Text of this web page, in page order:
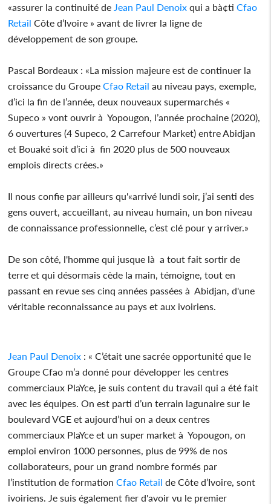
«assurer la continuité de Jean Paul Denoix qui a bà¢tiCfao
Retail Côte d’Ivoire » avant de livrer la ligne de
développement de son groupe.
Pascal Bordeaux : «La mission majeure est de continuer la
croissance du GroupeCfao Retail au niveau pays, exemple,
d’ici la fin de l’année, deux nouveaux supermarchés «
Supeco » vont ouvrir à Yopougon, l’année prochaine (2020),
6 ouvertures (4 Supeco, 2 Carrefour Market) entre Abidjan
et Bouaké soit d’ici à fin 2020 plus de 500 nouveaux
emplois directs crées.»
Il nous confie par ailleurs qu'«arrivé lundi soir, j’ai senti des
gens ouvert, accueillant, au niveau humain, un bon niveau
de connaissance professionnelle, c’est clé pour y arriver.»
De son côté, l'homme qui jusque là a tout fait sortir de
terre et qui désormais cède la main, témoigne, tout en
passant en revue ses cinq années passées à Abidjan, d'une
véritable reconnaissance au pays et aux ivoiriens.
Jean Paul Denoix : « C’était une sacrée opportunité que le
Groupe Cfao m’a donné pour développer les centres
commerciaux PlaYce, je suis content du travail qui a été fait
avec les équipes. On est parti d’un terrain lagunaire sur le
boulevard VGE et aujourd’hui on a deux centres
commerciaux PlaYce et un super market à Yopougon, on
emploi environ 1000 personnes, plus de 99% de nos
collaborateurs, pour un grand nombre formés par
l’institution de formationCfao Retail de Côte d’Ivoire, sont
ivoiriens. Je suis également fier d'avoir vu le premier